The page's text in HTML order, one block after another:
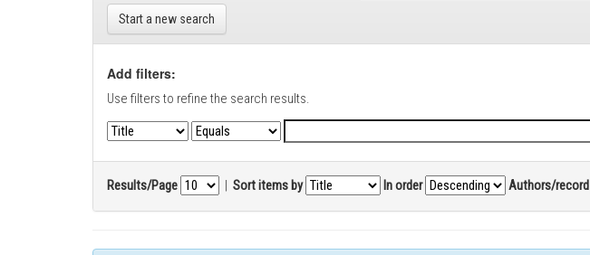
Start a new search
Add filters:
Use filters to refine the search results.
Results/Page | Sort items by In order Authors/record